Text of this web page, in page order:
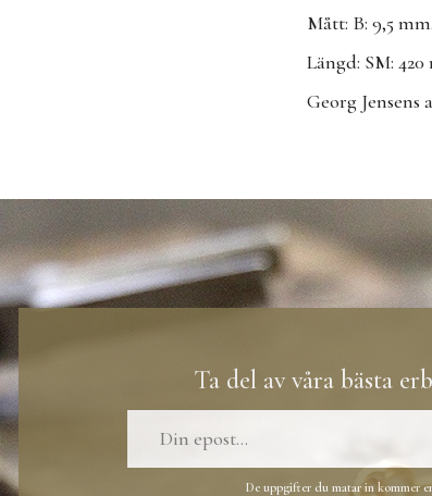
Mått: B: 9,5 mm.
Längd: SM:
Georg Jensens
Ta del av våra bästa
De uppgifter du matar in kommer